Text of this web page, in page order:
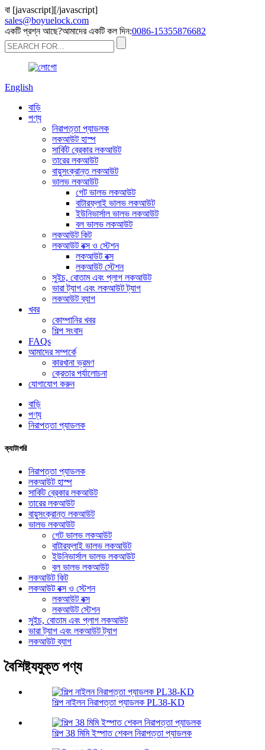
বা [javascript][/javascript]
sales@boyuelock.com
একটি প্রশ্ন আছে?আমাদের একটি কল দিন:0086-15355876682
English
বাড়ি
পণ্য
নিরাপত্তা প্যাডলক
লকআউট হাস্প
সার্কিট ব্রেকার লকআউট
তারের লকআউট
বায়ুসংক্রান্ত লকআউট
ভালভ লকআউট
গেট ভালভ লকআউট
বাটারফ্লাই ভালভ লকআউট
ইউনিভার্সাল ভালভ লকআউট
বল ভালভ লকআউট
লকআউট কিট
লকআউট বক্স ও স্টেশন
লকআউট বক্স
লকআউট স্টেশন
সুইচ, বোতাম এবং প্লাগ লকআউট
ভারা ট্যাগ এবং লকআউট ট্যাগ
লকআউট ব্যাগ
খবর
কোম্পানির খবর
শিল্প সংবাদ
FAQs
আমাদের সম্পর্কে
কারখানা ভ্রমণ
ক্রেতার পর্যালোচনা
যোগাযোগ করুন
বাড়ি
পণ্য
নিরাপত্তা প্যাডলক
ক্যাটাগরি
নিরাপত্তা প্যাডলক
লকআউট হাস্প
সার্কিট ব্রেকার লকআউট
তারের লকআউট
বায়ুসংক্রান্ত লকআউট
ভালভ লকআউট
গেট ভালভ লকআউট
বাটারফ্লাই ভালভ লকআউট
ইউনিভার্সাল ভালভ লকআউট
বল ভালভ লকআউট
লকআউট কিট
লকআউট বক্স ও স্টেশন
লকআউট বক্স
লকআউট স্টেশন
সুইচ, বোতাম এবং প্লাগ লকআউট
ভারা ট্যাগ এবং লকআউট ট্যাগ
লকআউট ব্যাগ
বৈশিষ্ট্যযুক্ত পণ্য
শিল্প নাইলন নিরাপত্তা প্যাডলক PL38-KD
শিল্প 38 মিমি ইস্পাত শেকল নিরাপত্তা প্যাডলক